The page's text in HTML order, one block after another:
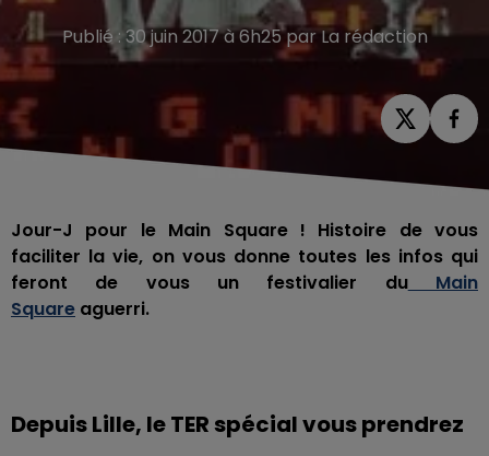
Publié : 30 juin 2017 à 6h25 par La rédaction
Jour-J pour le Main Square ! Histoire de vous
faciliter la vie, on vous donne toutes les infos qui
feront de vous un festivalier duMain
Square aguerri.
Depuis Lille, le TER spécial vous prendrez